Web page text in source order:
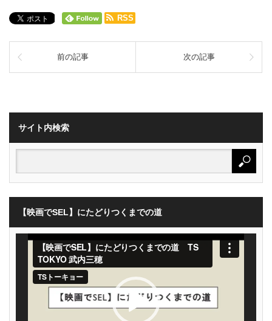
RSS
前の記事 次の記事
サイト内検索
【映画でSEL】にたどりつくまでの道